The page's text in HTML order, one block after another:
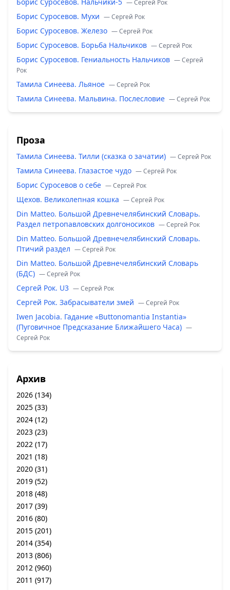
— Сергей Рок
Борис Суросевов. Мухи — Сергей Рок
Борис Суросевов. Железо — Сергей Рок
Борис Суросевов. Борьба Нальчиков — Сергей Рок
Борис Суросевов. Гениальность Нальчиков — Сергей
Рок
Тамила Синеева. Льяное — Сергей Рок
Тамила Синеева. Мальвина. Послесловие — Сергей Рок
Проза
Тамила Синеева. Тилли (сказка о зачатии) — Сергей Рок
Тамила Синеева. Глазастое чудо — Сергей Рок
Борис Суросевов о себе — Сергей Рок
Щехов. Великолепная кошка — Сергей Рок
Din Matteo. Большой Древнечелябинский Словарь.
Раздел петропавловских долгоносиков — Сергей Рок
Din Matteo. Большой Древнечелябинский Словарь.
Птичий раздел — Сергей Рок
Din Matteo. Большой Древнечелябинский Словарь
(БДС) — Сергей Рок
Сергей Рок. U3 — Сергей Рок
Сергей Рок. Забрасыватели змей — Сергей Рок
Iwen Jacobia. Гадание «Buttonomantia Instantia»
(Пуговичное Предсказание Ближайшего Часа) —
Сергей Рок
Архив
2026 (134)
2025 (33)
2024 (12)
2023 (23)
2022 (17)
2021 (18)
2020 (31)
2019 (52)
2018 (48)
2017 (39)
2016 (80)
2015 (201)
2014 (354)
2013 (806)
2012 (960)
2011 (917)